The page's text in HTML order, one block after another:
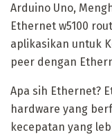
Arduino Uno,
Ethernet w5100
aplikasikan untuk
peer dengan
Apa sih Ethernet?
hardware yang
kecepatan yang